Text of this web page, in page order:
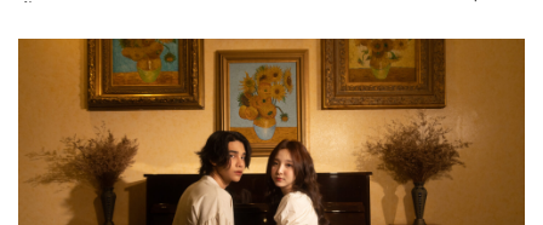
Cooperation Stage ทั้ง 5 โชว์